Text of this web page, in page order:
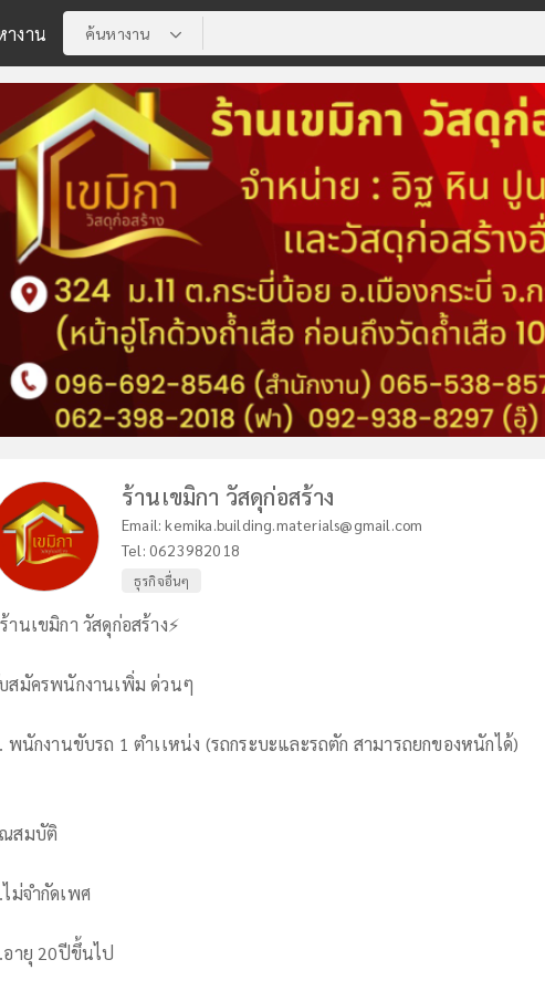
างาน ค้นหางาน
ร้านเขมิกา วัสดุก่อสร้าง
Email:kemika.building.materials@gmail.com
Tel: 0623982018
ธุรกิจอื่นๆ
ร้านเขมิกา วัสดุก่อสร้าง⚡️
สมัครพนักงานเพิ่ม ด่วนๆ
พนักงานขับรถ 1 ตำเเหน่ง (รถกระบะและรถตัก สามารถยกของหนักได้)
สมบัติ
ไม่จำกัดเพศ
อายุ 20ปีขึ้นไป